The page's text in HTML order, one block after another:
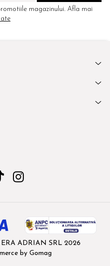
magazinului. Afla mai
ADRIAN SRL 2026
by Gomag